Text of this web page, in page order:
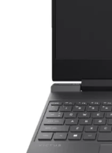
و اقساطی